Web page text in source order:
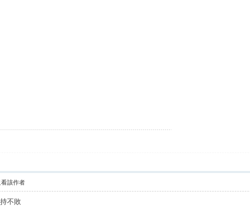
看該作者
不敗